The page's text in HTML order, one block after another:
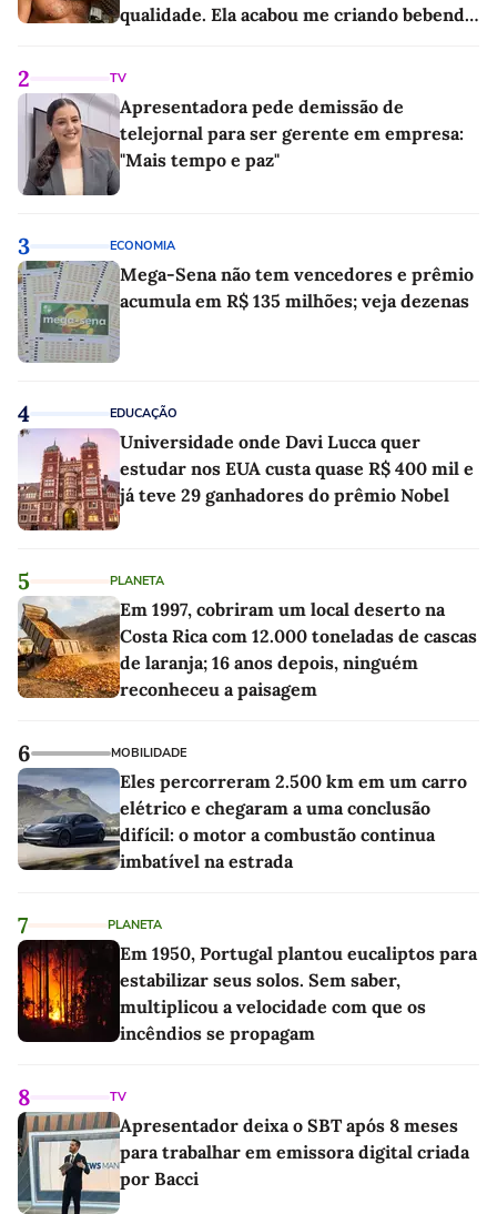
qualidade. Ela acabou me criando bebendo
2 TV
Apresentadora pede demissão de
telejornal para ser gerente em empresa:
"Mais tempo e paz"
3 ECONOMIA
Mega-Sena não tem vencedores e prêmio
acumula em R$ 135 milhões; veja dezenas
4 EDUCAÇÃO
Universidade onde Davi Lucca quer
estudar nos EUA custa quase R$ 400 mil e
já teve 29 ganhadores do prêmio Nobel
5 PLANETA
Em 1997, cobriram um local deserto na
Costa Rica com 12.000 toneladas de cascas
de laranja; 16 anos depois, ninguém
reconheceu a paisagem
6 MOBILIDADE
Eles percorreram 2.500 km em um carro
elétrico e chegaram a uma conclusão
difícil: o motor a combustão continua
imbatível na estrada
7 PLANETA
Em 1950, Portugal plantou eucaliptos para
estabilizar seus solos. Sem saber,
multiplicou a velocidade com que os
incêndios se propagam
8 TV
Apresentador deixa o SBT após 8 meses
para trabalhar em emissora digital criada
por Bacci